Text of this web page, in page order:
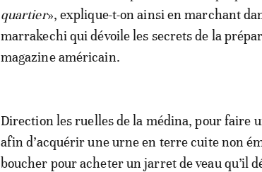
quartier», explique-t-on ainsi en marchant
marrakechi qui dévoile les secrets de la
magazine américain.
Direction les ruelles de la médina, pour faire
afin d’acquérir une urne en terre cuite non
boucher pour acheter un jarret de veau qu’il